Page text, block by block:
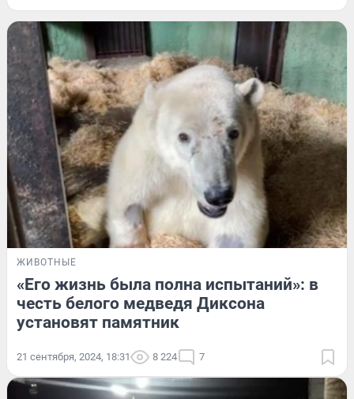
ЖИВОТНЫЕ
«Его жизнь была полна испытаний»: в
честь белого медведя Диксона
установят памятник
21 сентября, 2024, 18:31 8 224 7